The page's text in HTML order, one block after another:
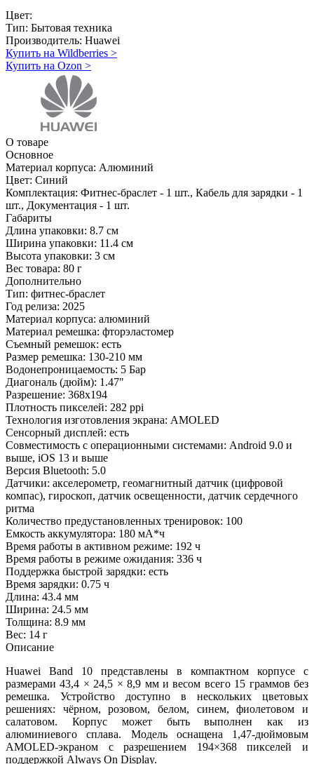
Цвет:
Тип: Бытовая техника
Производитель: Huawei
Купить на Wildberries >
Купить на Ozon >
О товаре
Основное
Материал корпуса: Алюминий
Цвет: Синий
Комплектация: Фитнес-браслет - 1 шт., Кабель для зарядки - 1
шт., Документация - 1 шт.
Габариты
Длина упаковки: 8.7 см
Ширина упаковки: 11.4 см
Высота упаковки: 3 см
Вес товара: 80 г
Дополнительно
Тип: фитнес-браслет
Год релиза: 2025
Материал корпуса: алюминий
Материал ремешка: фторэластомер
Съемный ремешок: есть
Размер ремешка: 130-210 мм
Водонепроницаемость: 5 Бар
Диагональ (дюйм): 1.47"
Разрешение: 368x194
Плотность пикселей: 282 ppi
Технология изготовления экрана: AMOLED
Сенсорный дисплей: есть
Совместимость с операционными системами: Android 9.0 и
выше, iOS 13 и выше
Версия Bluetooth: 5.0
Датчики: акселерометр, геомагнитный датчик (цифровой
компас), гироскоп, датчик освещенности, датчик сердечного
ритма
Количество предустановленных тренировок: 100
Емкость аккумулятора: 180 мА*ч
Время работы в активном режиме: 192 ч
Время работы в режиме ожидания: 336 ч
Поддержка быстрой зарядки: есть
Время зарядки: 0.75 ч
Длина: 43.4 мм
Ширина: 24.5 мм
Толщина: 8.9 мм
Вес: 14 г
Описание
Huawei Band 10 представлены в компактном корпусе с
размерами 43,4 × 24,5 × 8,9 мм и весом всего 15 граммов без
ремешка. Устройство доступно в нескольких цветовых
решениях: чёрном, розовом, белом, синем, фиолетовом и
салатовом. Корпус может быть выполнен как из
алюминиевого сплава. Модель оснащена 1,47-дюймовым
AMOLED-экраном с разрешением 194×368 пикселей и
поддержкой Always On Display.